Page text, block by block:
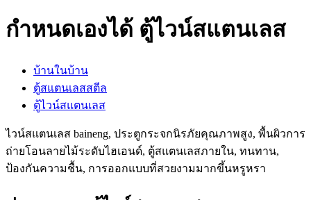
กำหนดเองได้ ตู้ไวน์สแตนเลส
บ้านในบ้าน
ตู้สแตนเลสสตีล
ตู้ไวน์สแตนเลส
ไวน์สแตนเลส baineng, ประตูกระจกนิรภัยคุณภาพสูง, พื้นผิวการ
ถ่ายโอนลายไม้ระดับไฮเอนด์, ตู้สแตนเลสภายใน, ทนทาน,
ป้องกันความชื้น, การออกแบบที่สวยงามมากขึ้นหรูหรา